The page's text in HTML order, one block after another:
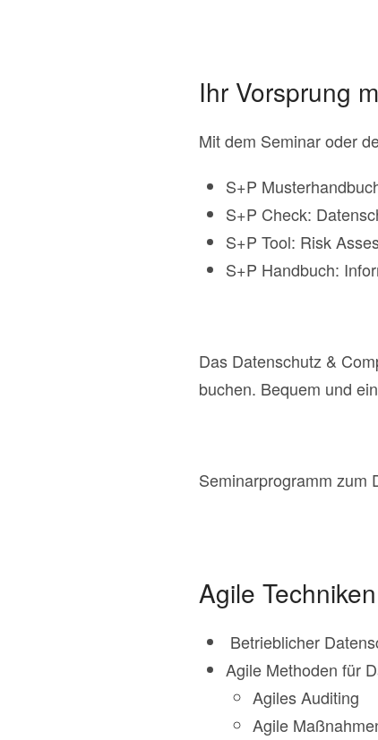
Ihr Vorsprung
Mit dem Seminar oder
S+P
S+P Check:
S+P Tool: Risk
S+P Handbuch:
Das Datenschutz &
buchen. Bequem und
Seminarprogramm zum
Agile
Betrieblicher
Agile Methoden für
Agiles Auditing
Agile